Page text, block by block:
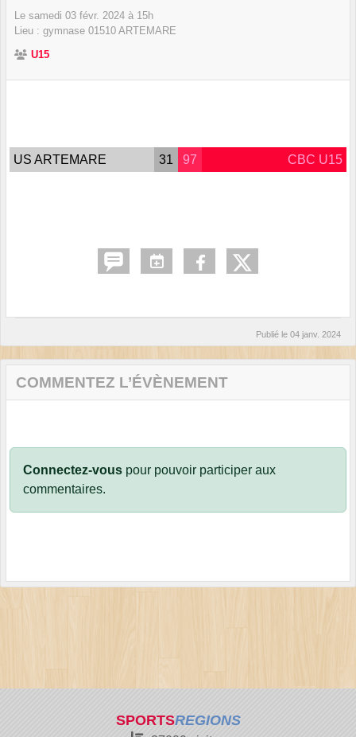
Le samedi 03 févr. 2024 à 15h
Lieu : gymnase 01510 ARTEMARE
U15
US ARTEMARE 31 97 CBC U15
Publié le 04 janv. 2024
COMMENTEZ L’ÉVÈNEMENT
Connectez-vous pour pouvoir participer aux
commentaires.
SPORTSREGIONS